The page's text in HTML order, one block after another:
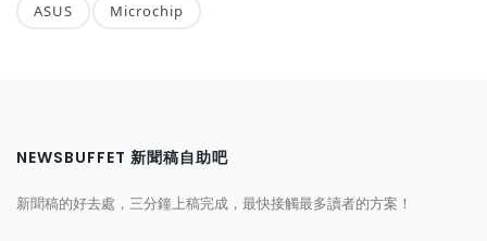
ASUS Microchip
NEWSBUFFET 新聞稿自助吧
新聞稿的好去處，三分鐘上稿完成，最快接觸最多讀者的方案！